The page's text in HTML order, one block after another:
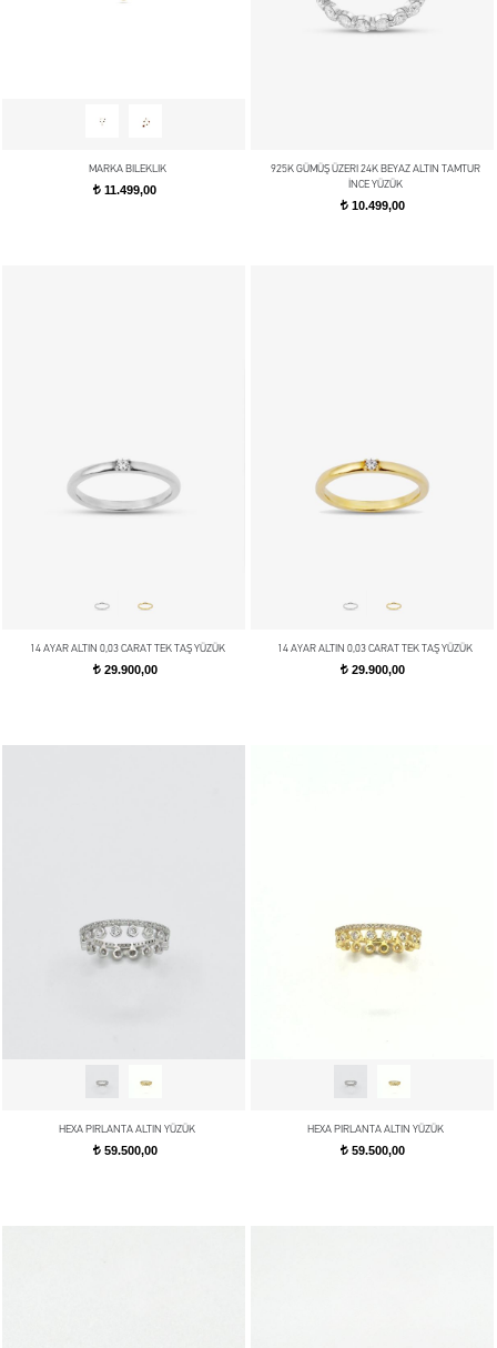
MARKA BILEKLIK
t 11.499,00
925K GÜMÜŞ ÜZERI 24K BEYAZ ALTIN TAMTUR
İNCE YÜZÜK
t 10.499,00
14 AYAR ALTIN 0,03 CARAT TEK TAŞ YÜZÜK
t29.900,00
14 AYAR ALTIN 0,03 CARAT TEK TAŞ YÜZÜK
t 29.900,00
HEXA PIRLANTA ALTIN YÜZÜK
t59.500,00
HEXA PIRLANTA ALTIN YÜZÜK
t 59.500,00